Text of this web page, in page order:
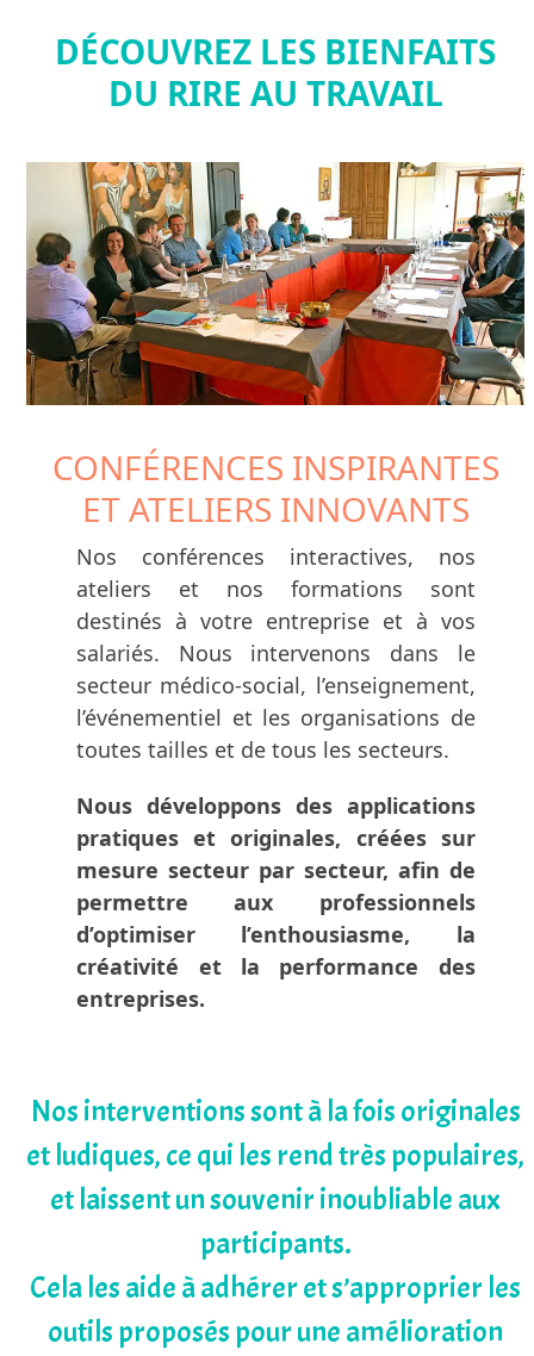
DÉCOUVREZ LES BIENFAITS
DU RIRE AU TRAVAIL
CONFÉRENCES INSPIRANTES
ET ATELIERS INNOVANTS
Nos conférences interactives, nos
ateliers et nos formations sont
destinés à votre entreprise et à vos
salariés. Nous intervenons dans le
secteur médico-social, l’enseignement,
l’événementiel et les organisations de
toutes tailles et de tous les secteurs.
Nous développons des applications
pratiques et originales, créées sur
mesure secteur par secteur, afin de
permettre aux professionnels
d’optimiser l’enthousiasme, la
créativité et la performance des
entreprises.
Nos interventions sont à la fois originales
et ludiques, ce qui les rend très populaires,
et laissent un souvenir inoubliable aux
participants.
Cela les aide à adhérer et s’approprier les
outils proposés pour une amélioration